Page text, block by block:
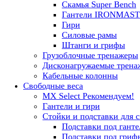
Скамья Super Bench
Гантели
Гири
Силовые рамы
Штанги и грифы
Грузоблочные тренажеры
Дисконагружаемые
Кабельные колонны
Свободные веса
MX Select Рекомендуем!
Гантели и гири
Стойки и подставки для
Подставки под
Подставки под